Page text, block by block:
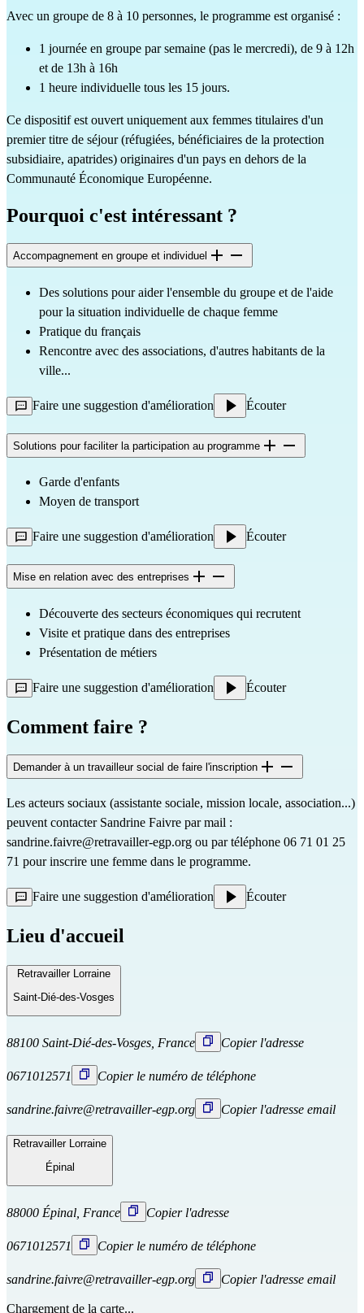
Avec un groupe de 8 à 10 personnes, le programme est organisé :
1 journée en groupe par semaine (pas le mercredi), de 9 à 12h
et de 13h à 16h
1 heure individuelle tous les 15 jours.
Ce dispositif est ouvert uniquement aux femmes titulaires d'un
premier titre de séjour (réfugiées, bénéficiaires de la protection
subsidiaire, apatrides) originaires d'un pays en dehors de la
Communauté Économique Européenne.
Pourquoi c'est intéressant ?
Accompagnement en groupe et individuel
Des solutions pour aider l'ensemble du groupe et de l'aide
pour la situation individuelle de chaque femme
Pratique du français
Rencontre avec des associations, d'autres habitants de la
ville...
Faire une suggestion d'amélioration Écouter
Solutions pour faciliter la participation au programme
Garde d'enfants
Moyen de transport
Faire une suggestion d'amélioration Écouter
Mise en relation avec des entreprises
Découverte des secteurs économiques qui recrutent
Visite et pratique dans des entreprises
Présentation de métiers
Faire une suggestion d'amélioration Écouter
Comment faire ?
Demander à un travailleur social de faire l'inscription
Les acteurs sociaux (assistante sociale, mission locale, association...)
peuvent contacter Sandrine Faivre par mail :
sandrine.faivre@retravailler-egp.org ou par téléphone 06 71 01 25
71 pour inscrire une femme dans le programme.
Faire une suggestion d'amélioration Écouter
Lieu d'accueil
Retravailler Lorraine
Saint-Dié-des-Vosges
88100 Saint-Dié-des-Vosges, France Copier l'adresse
0671012571 Copier le numéro de téléphone
sandrine.faivre@retravailler-egp.org Copier l'adresse email
Retravailler Lorraine
Épinal
88000 Épinal, France Copier l'adresse
0671012571 Copier le numéro de téléphone
sandrine.faivre@retravailler-egp.org Copier l'adresse email
Chargement de la carte...